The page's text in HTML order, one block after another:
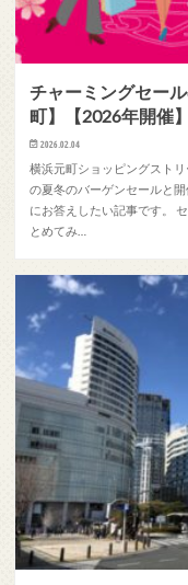
チャーミングセー
町】【2026年開催】
2026.02.04
横浜元町ショッピングスト
の夏冬のバーゲンセールと
にお答えしたい記事です。
とめてみ…